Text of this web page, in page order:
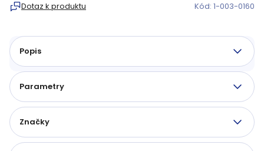
Dotaz k produktu Kód: 1-003-0160
Popis
Parametry
Značky